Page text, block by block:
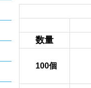
数量
100個